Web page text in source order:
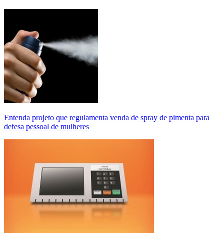
Entenda projeto que regulamenta venda de spray de pimenta para
defesa pessoal de mulheres